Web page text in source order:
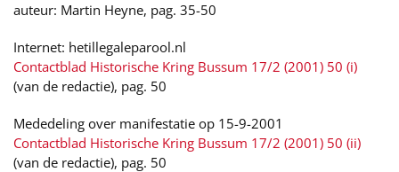
auteur: Martin Heyne, pag. 35-50
Internet: hetillegaleparool.nl
Contactblad Historische Kring Bussum 17/2 (2001) 50 (i)
(van de redactie), pag. 50
Mededeling over manifestatie op 15-9-2001
Contactblad Historische Kring Bussum 17/2 (2001) 50 (ii)
(van de redactie), pag. 50